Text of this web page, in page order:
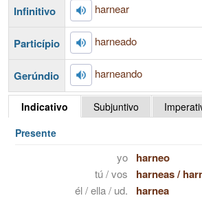
Infinitivo harnear
Particípio harneado
Gerúndio harneando
Indicativo Subjuntivo
Presente
yo harneo
tú / vos harneas/
él / ella / ud. harnea